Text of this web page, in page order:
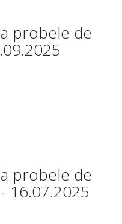
probele de
probele de
16.07.2025